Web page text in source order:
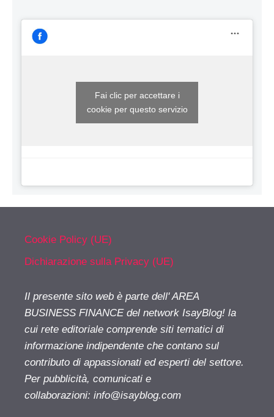
Fai clic per accettare i
cookie per questo servizio
Cookie Policy (UE)
Dichiarazione sulla Privacy (UE)
Il presente sito web è parte dell' AREA
BUSINESS FINANCE del network IsayBlog! la
cui rete editoriale comprende siti tematici di
informazione indipendente che contano sul
contributo di appassionati ed esperti del settore.
Per pubblicità, comunicati e
collaborazioni: info@isayblog.com